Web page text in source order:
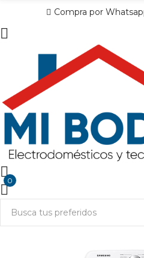
Compra por
0